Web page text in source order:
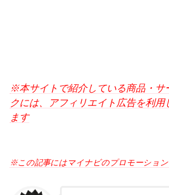
※本サイトで紹介している商品・サ
クには、アフィリエイト広告を利用
ます
※この記事にはマイナビのプロモーショ